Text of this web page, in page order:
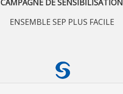
CAMPAGNE DE SENSIBILISATION
ENSEMBLE SEP PLUS FACILE